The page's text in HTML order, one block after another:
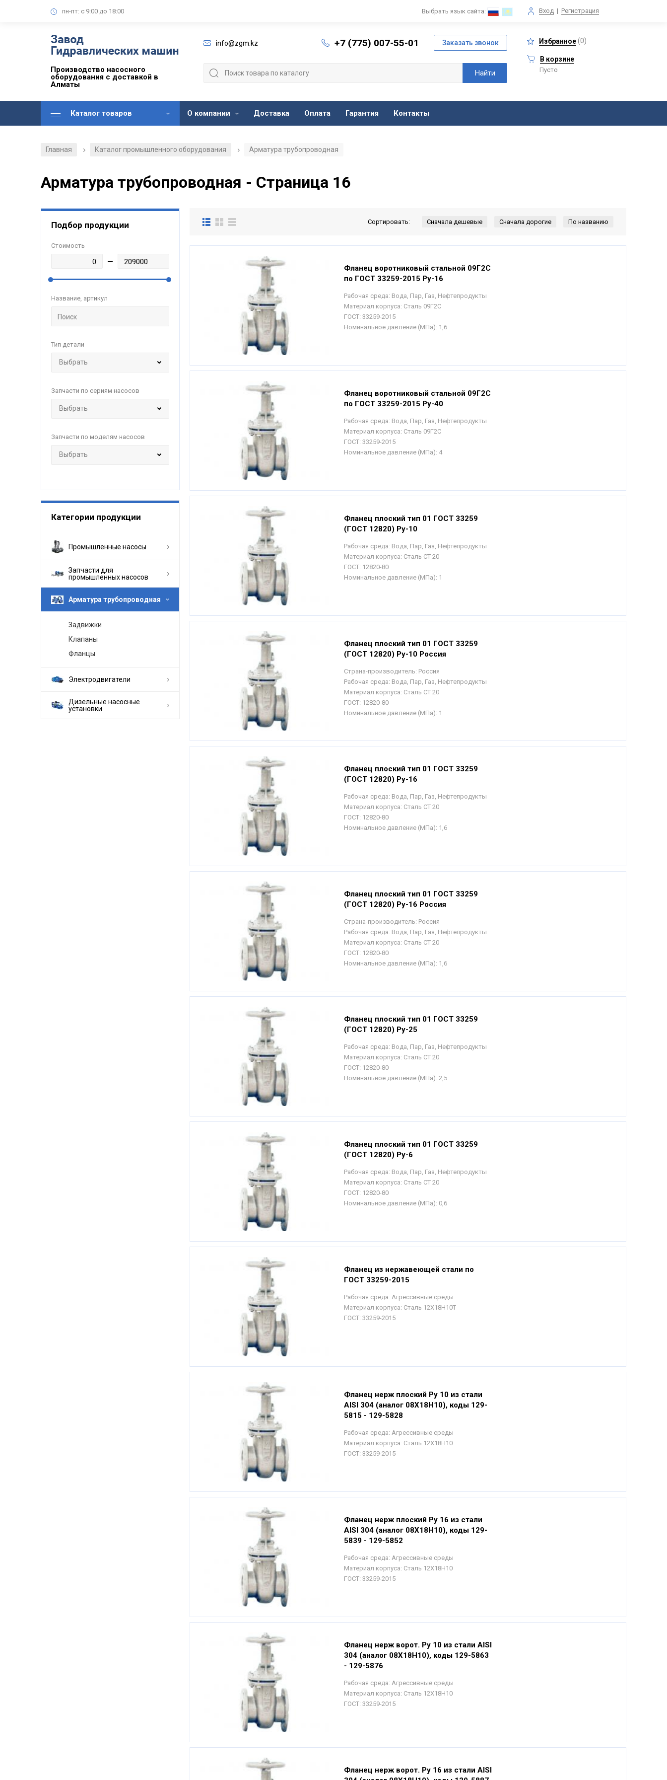
пн-пт: с 9:00 до 18:00 Вход | Регистрация
Выбрать язык сайта:
Производство насосного
оборудования с доставкой в
Алматы
info@zgm.kz +7 (775) 007-55-01 Избранное(0)
В корзине
Пусто
Каталог товаров О компании Доставка Оплата Гарантия Контакты
Главная / Каталог промышленного оборудования / Арматура трубопроводная
Арматура трубопроводная - Страница 16
Подбор продукции
Стоимость
Название, артикул
Тип детали
Запчасти по сериям насосов
Запчасти по моделям насосов
Категории продукции
Промышленные насосы
Запчасти для
промышленных насосов
Арматура трубопроводная
Задвижки
Клапаны
Фланцы
Электродвигатели
Дизельные насосные
установки
Сортировать:
Фланец воротниковый стальной 09Г2С
по ГОСТ 33259-2015 Ру-16
Рабочая среда: Вода, Пар, Газ, Нефтепродукты
Материал корпуса: Сталь 09Г2С
ГОСТ: 33259-2015
Номинальное давление (МПа): 1,6
Фланец воротниковый стальной 09Г2С
по ГОСТ 33259-2015 Ру-40
Рабочая среда: Вода, Пар, Газ, Нефтепродукты
Материал корпуса: Сталь 09Г2С
ГОСТ: 33259-2015
Номинальное давление (МПа): 4
Фланец плоский тип 01 ГОСТ 33259
(ГОСТ 12820) Ру-10
Рабочая среда: Вода, Пар, Газ, Нефтепродукты
Материал корпуса: Сталь СТ 20
ГОСТ: 12820-80
Номинальное давление (МПа): 1
Фланец плоский тип 01 ГОСТ 33259
(ГОСТ 12820) Ру-10 Россия
Страна-производитель: Россия
Рабочая среда: Вода, Пар, Газ, Нефтепродукты
Материал корпуса: Сталь СТ 20
ГОСТ: 12820-80
Номинальное давление (МПа): 1
Фланец плоский тип 01 ГОСТ 33259
(ГОСТ 12820) Ру-16
Рабочая среда: Вода, Пар, Газ, Нефтепродукты
Материал корпуса: Сталь СТ 20
ГОСТ: 12820-80
Номинальное давление (МПа): 1,6
Фланец плоский тип 01 ГОСТ 33259
(ГОСТ 12820) Ру-16 Россия
Страна-производитель: Россия
Рабочая среда: Вода, Пар, Газ, Нефтепродукты
Материал корпуса: Сталь СТ 20
ГОСТ: 12820-80
Номинальное давление (МПа): 1,6
Фланец плоский тип 01 ГОСТ 33259
(ГОСТ 12820) Ру-25
Рабочая среда: Вода, Пар, Газ, Нефтепродукты
Материал корпуса: Сталь СТ 20
ГОСТ: 12820-80
Номинальное давление (МПа): 2,5
Фланец плоский тип 01 ГОСТ 33259
(ГОСТ 12820) Ру-6
Рабочая среда: Вода, Пар, Газ, Нефтепродукты
Материал корпуса: Сталь СТ 20
ГОСТ: 12820-80
Номинальное давление (МПа): 0,6
Фланец из нержавеющей стали по
ГОСТ 33259-2015
Рабочая среда: Агрессивные среды
Материал корпуса: Сталь 12Х18Н10Т
ГОСТ: 33259-2015
Фланец нерж плоский Ру 10 из стали
AISI 304 (аналог 08Х18Н10), коды 129-
5815 - 129-5828
Рабочая среда: Агрессивные среды
Материал корпуса: Сталь 12Х18Н10
ГОСТ: 33259-2015
Фланец нерж плоский Ру 16 из стали
AISI 304 (аналог 08Х18Н10), коды 129-
5839 - 129-5852
Рабочая среда: Агрессивные среды
Материал корпуса: Сталь 12Х18Н10
ГОСТ: 33259-2015
Фланец нерж ворот. Ру 10 из стали AISI
304 (аналог 08Х18Н10), коды 129-5863
- 129-5876
Рабочая среда: Агрессивные среды
Материал корпуса: Сталь 12Х18Н10
ГОСТ: 33259-2015
Фланец нерж ворот. Ру 16 из стали AISI